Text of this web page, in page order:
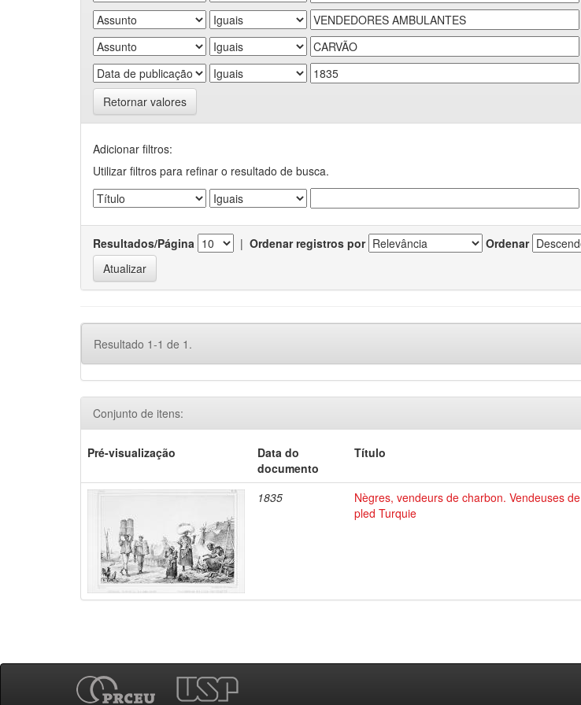
Retornar valores
Adicionar filtros:
Utilizar filtros para refinar o resultado de busca.
Resultados/Página | Ordenar registros por Ordenar
Resultado 1-1 de 1.
Conjunto de itens:
Pré-visualização
Data do
documento
Título
1835
Nègres, vendeurs de charbon. Vendeuses de
pled Turquie